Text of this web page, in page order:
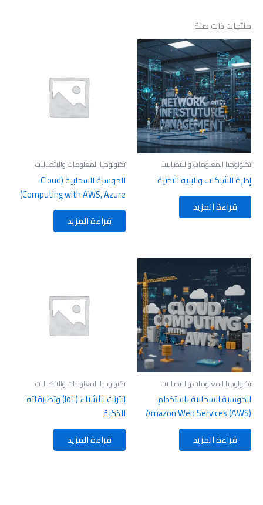
منتجات ذات صلة
تكنولوجيا المعلومات والاتصالات
إدارة الشبكات والبنية التحتية
قراءة المزيد
تكنولوجيا المعلومات والاتصالات
الحوسبة السحابية (Cloud
Computing with AWS, Azure)
قراءة المزيد
تكنولوجيا المعلومات والاتصالات
الحوسبة السحابية باستخدام
Amazon Web Services (AWS)
قراءة المزيد
تكنولوجيا المعلومات والاتصالات
إنترنت الأشياء (IoT) وتطبيقاته
الذكية
قراءة المزيد